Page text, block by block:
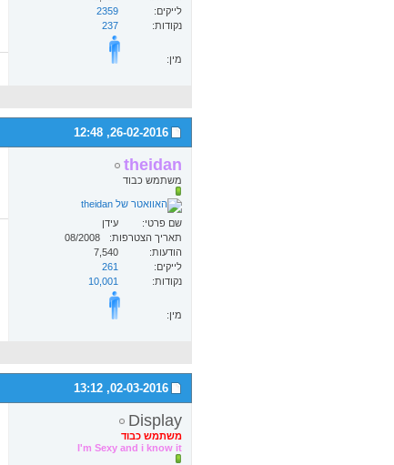
לייקים
2359
נקודות
237
מין:
26-02-2016,
12:48
theidan
משתמש כבוד
שם פרטי
עידן
תאריך הצטרפות
08/2008
הודעות
7,540
לייקים
261
נקודות
10,001
מין:
02-03-2016,
13:12
Display
משתמש כבוד
I'm Sexy and i know it